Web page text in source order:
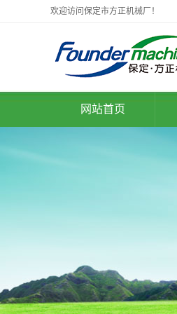
欢迎访问保定市方正机械厂！
网站首页